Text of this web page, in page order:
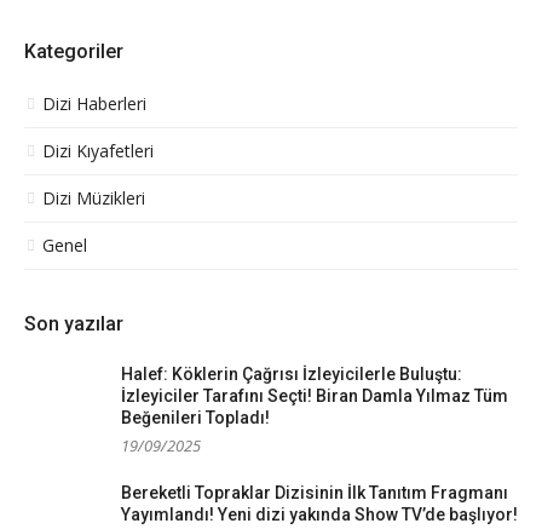
Kategoriler
Dizi Haberleri
Dizi Kıyafetleri
Dizi Müzikleri
Genel
Son yazılar
Halef: Köklerin Çağrısı İzleyicilerle Buluştu:
İzleyiciler Tarafını Seçti! Biran Damla Yılmaz Tüm
Beğenileri Topladı!
19/09/2025
Bereketli Topraklar Dizisinin İlk Tanıtım Fragmanı
Yayımlandı! Yeni dizi yakında Show TV’de başlıyor!